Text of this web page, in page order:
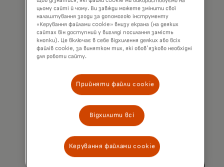
даних
Рішення з ділової та ринкової
аналітики допомагають організаціям
контекстуалізувати показники,
прогнозувати тренди та
Дізнатися більше
цьому сайті й чому. Ви завжди можете змінити свої
налаштування згоди за допомогою інструменту
«Керування файлами cookie» внизу екрана (на деяких
сайтах він доступний у вигляді посилання замість
кнопки). Це включає в себе відхилення деяких або всіх
файлів cookie, за винятком тих, які обов'язково необхідні
для роботи сайту.
Прийняти файли cookie
Відхилити всі
Керування файлами cookie